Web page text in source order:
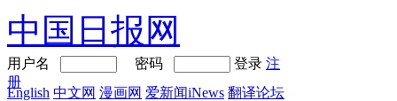
中国日报网
用户名 密码 登录 注
册
English 中文网 漫画网 爱新闻iNews 翻译论坛